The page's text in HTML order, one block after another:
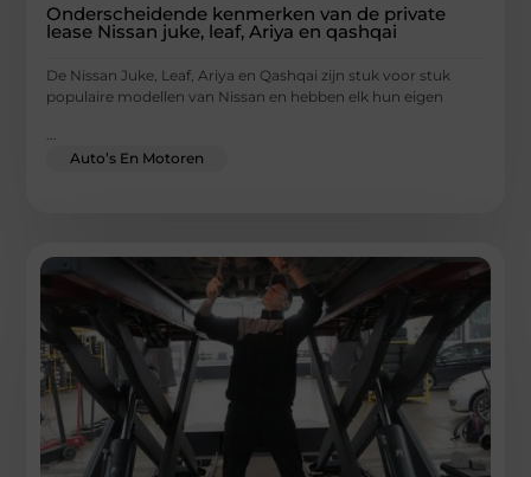
Onderscheidende kenmerken van de private
lease Nissan juke, leaf, Ariya en qashqai
De Nissan Juke, Leaf, Ariya en Qashqai zijn stuk voor stuk
populaire modellen van Nissan en hebben elk hun eigen
...
Auto’s En Motoren